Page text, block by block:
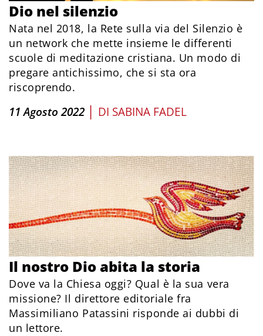
Dio nel silenzio
Nata nel 2018, la Rete sulla via del Silenzio è
un network che mette insieme le differenti
scuole di meditazione cristiana. Un modo di
pregare antichissimo, che si sta ora
riscoprendo.
11 Agosto 2022 | DI SABINA FADEL
Il nostro Dio abita la storia
Dove va la Chiesa oggi? Qual è la sua vera
missione? Il direttore editoriale fra
Massimiliano Patassini risponde ai dubbi di
un lettore.